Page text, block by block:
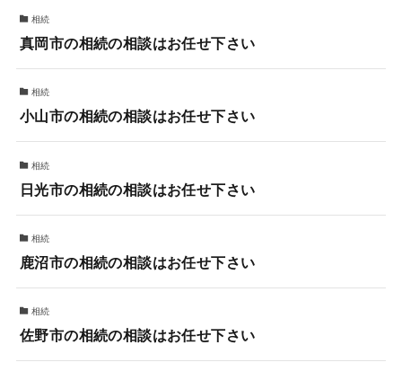
相続
真岡市の相続の相談はお任せ下さい
相続
小山市の相続の相談はお任せ下さい
相続
日光市の相続の相談はお任せ下さい
相続
鹿沼市の相続の相談はお任せ下さい
相続
佐野市の相続の相談はお任せ下さい